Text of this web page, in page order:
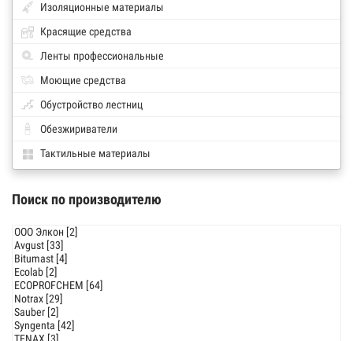
Изоляционные материалы
Красящие средства
Ленты профессиональные
Моющие средства
Обустройство лестниц
Обезжириватели
Тактильные материалы
Поиск по производителю